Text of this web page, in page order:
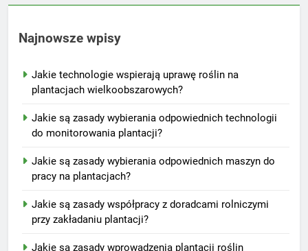
Najnowsze wpisy
Jakie technologie wspierają uprawę roślin na
plantacjach wielkoobszarowych?
Jakie są zasady wybierania odpowiednich technologii
do monitorowania plantacji?
Jakie są zasady wybierania odpowiednich maszyn do
pracy na plantacjach?
Jakie są zasady współpracy z doradcami rolniczymi
przy zakładaniu plantacji?
Jakie są zasady wprowadzenia plantacji roślin